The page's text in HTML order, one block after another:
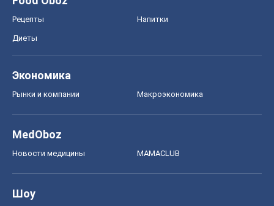
Рецепты Напитки
Диеты
Экономика
Рынки и компании Mакроэкономика
MedOboz
Новости медицины MAMACLUB
Шоу